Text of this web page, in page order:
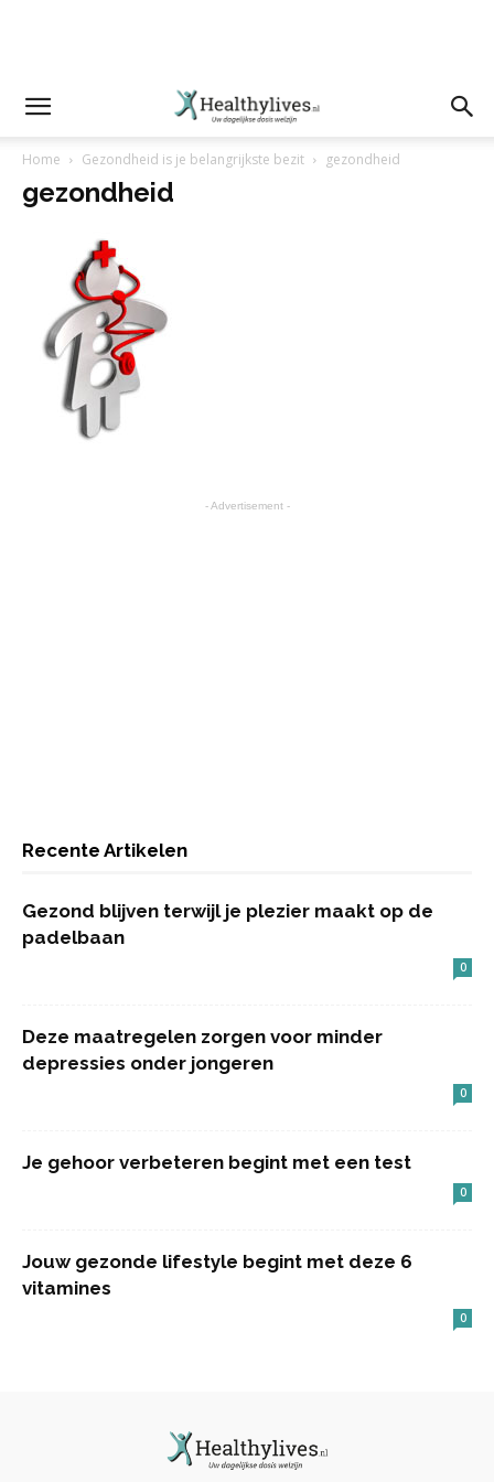
Home Gezondheid is je belangrijkste bezit gezondheid
gezondheid
- Advertisement -
Recente Artikelen
Gezond blijven terwijl je plezier maakt op de
padelbaan
0
Deze maatregelen zorgen voor minder
depressies onder jongeren
0
Je gehoor verbeteren begint met een test
0
Jouw gezonde lifestyle begint met deze 6
vitamines
0